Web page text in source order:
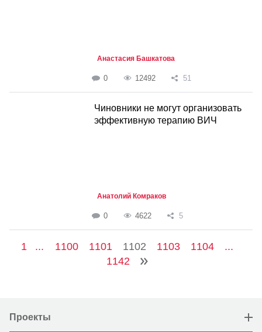
Анастасия Башкатова
0 12492 51
Чиновники не могут организовать
эффективную терапию ВИЧ
Анатолий Комраков
0 4622 5
1 ... 1100 1101 1102 1103 1104
...
1142
Проекты